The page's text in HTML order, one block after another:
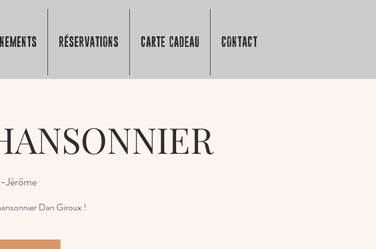
RÉSERVATIONS Carte cadeau CONTACT
Jérôme
Dan Giroux !